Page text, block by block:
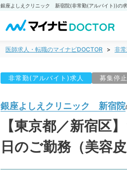
医師求人・転職のマイナビDOCTOR 非
非常勤(アルバイト)求人 募集停止
銀座よしえクリニック 新宿院
【東京都／新宿
日のご勤務（美容